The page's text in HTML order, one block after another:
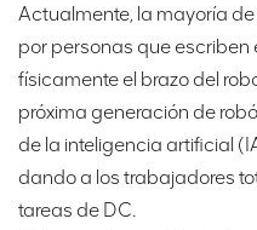
Actualmente, la mayoría
por personas que
físicamente el brazo del
próxima generación de
de la inteligencia artificial
dando a los trabajadores
tareas de DC.